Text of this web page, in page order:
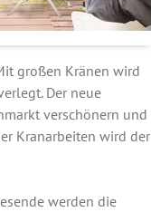
großen Kränen wird
Der neue
verschönern und
Kranarbeiten wird der
werden die